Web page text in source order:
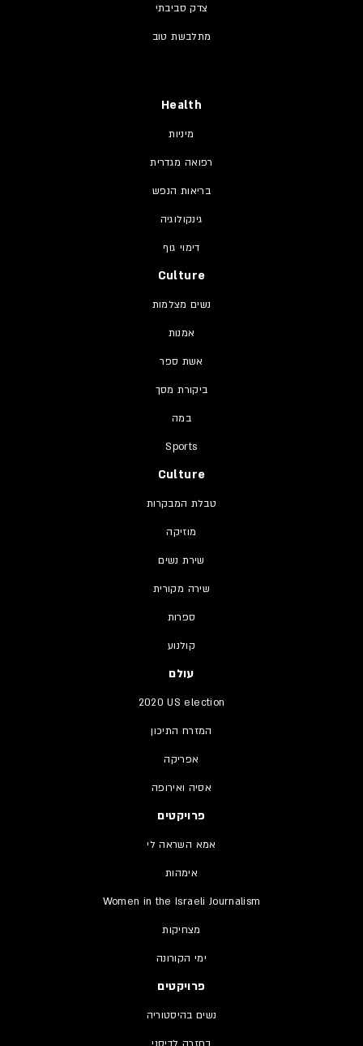
צדק סביבתי
מתלבשת טוב
Health
מיניות
רפואה מגדרית
בריאות הנפש
גינקולוגיה
דימוי גוף
Culture
נשים מצלמות
אמנות
אשת ספר
ביקורת מסך
במה
Sports
Culture
טבלת המבקרות
מוזיקה
שירת נשים
שירה מקורית
ספרות
קולנוע
עולם
2020 US election
המזרח התיכון
אפריקה
אסיה ואירופה
פרויקטים
אמא השראה לי
אימהות
Women in the Israeli Journalism
מצחיקות
ימי הקורונה
פרויקטים
נשים בהיסטוריה
בחזרה לדיסני